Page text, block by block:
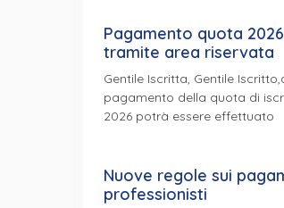
Pagamento quota
tramite area riservata
Gentile Iscritta, Gentile
pagamento della quota di
2026 potrà essere effettuato
Nuove regole sui
professionisti